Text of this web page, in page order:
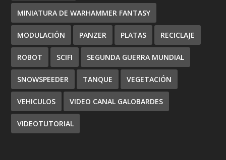
MINIATURA DE WARHAMMER FANTASY
MODULACIÓN PANZER PLATAS RECICLAJE
ROBOT SCIFI SEGUNDA GUERRA MUNDIAL
SNOWSPEEDER TANQUE VEGETACIÓN
VEHICULOS VIDEO CANAL GALOBARDES
VIDEOTUTORIAL